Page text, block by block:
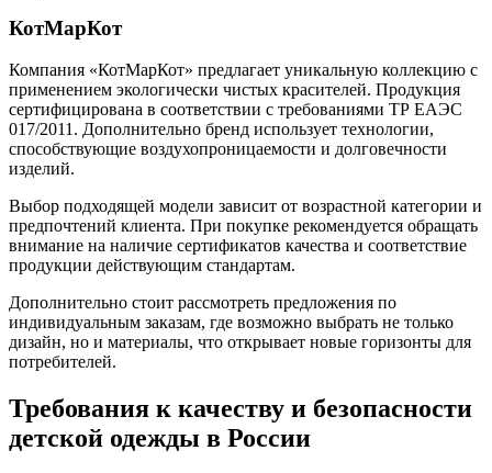
КотМарКот
Компания «КотМарКот» предлагает уникальную коллекцию с
применением экологически чистых красителей. Продукция
сертифицирована в соответствии с требованиями ТР ЕАЭС
017/2011. Дополнительно бренд использует технологии,
способствующие воздухопроницаемости и долговечности
изделий.
Выбор подходящей модели зависит от возрастной категории и
предпочтений клиента. При покупке рекомендуется обращать
внимание на наличие сертификатов качества и соответствие
продукции действующим стандартам.
Дополнительно стоит рассмотреть предложения по
индивидуальным заказам, где возможно выбрать не только
дизайн, но и материалы, что открывает новые горизонты для
потребителей.
Требования к качеству и безопасности
детской одежды в России